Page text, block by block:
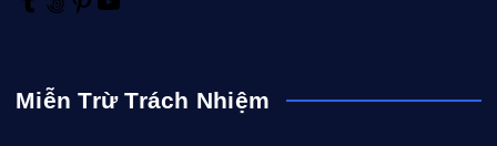
l
x
e
u
Miễn Trừ Trách Nhiệm